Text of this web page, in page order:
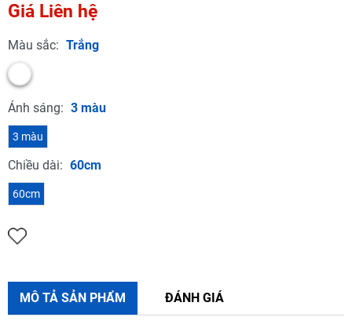
Giá Liên hệ
Màu sắc: Trắng
Ánh sáng: 3 màu
3 màu
Chiều dài: 60cm
60cm
MÔ TẢ SẢN PHẨM ĐÁNH GIÁ